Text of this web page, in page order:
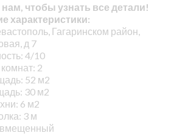
чтобы узнать все детали!
характеристики:
Гагаринском район,
д 7
4/10
2
52 м2
30 м2
6 м2
3 м